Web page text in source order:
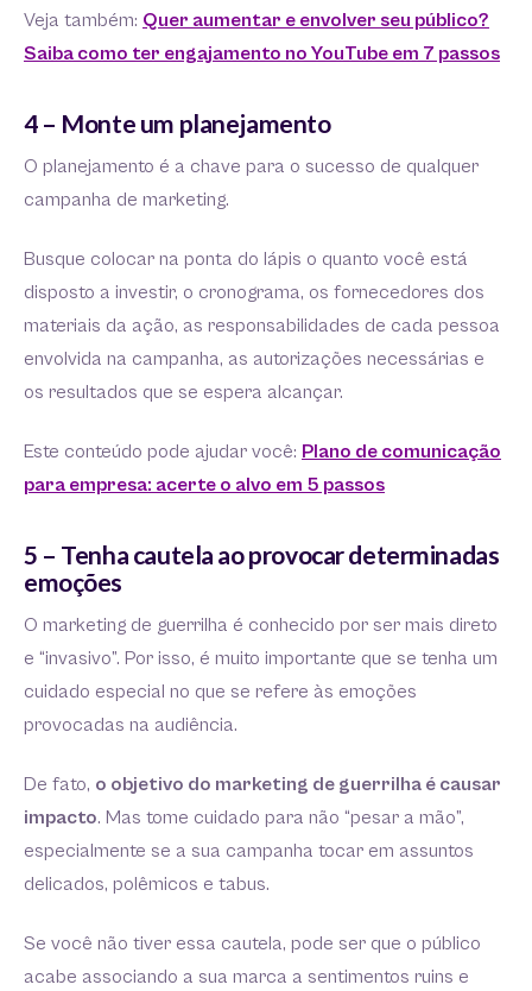
Veja também: Quer aumentar e envolver seu público?
Saiba como ter engajamento no YouTube em 7 passos
4 – Monte um planejamento
O planejamento é a chave para o sucesso de qualquer
campanha de marketing.
Busque colocar na ponta do lápis o quanto você está
disposto a investir, o cronograma, os fornecedores dos
materiais da ação, as responsabilidades de cada pessoa
envolvida na campanha, as autorizações necessárias e
os resultados que se espera alcançar.
Este conteúdo pode ajudar você: Plano de comunicação
para empresa: acerte o alvo em 5 passos
5 – Tenha cautela ao provocar determinadas
emoções
O marketing de guerrilha é conhecido por ser mais direto
e “invasivo”. Por isso, é muito importante que se tenha um
cuidado especial no que se refere às emoções
provocadas na audiência.
De fato, o objetivo do marketing de guerrilha é causar
impacto. Mas tome cuidado para não “pesar a mão”,
especialmente se a sua campanha tocar em assuntos
delicados, polêmicos e tabus.
Se você não tiver essa cautela, pode ser que o público
acabe associando a sua marca a sentimentos ruins e